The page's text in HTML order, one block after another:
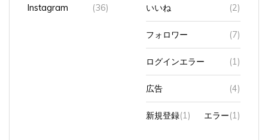
Instagram (36) いいね (2)
フォロワー (7)
ログインエラー (1)
広告 (4)
新規登録(1) エラー(1)